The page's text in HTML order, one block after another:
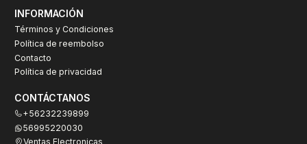
INFORMACIÓN
Términos y Condiciones
Política de reembolso
Contacto
Política de privacidad
CONTÁCTANOS
+56232239899
56995220030
Ventas Electronicas